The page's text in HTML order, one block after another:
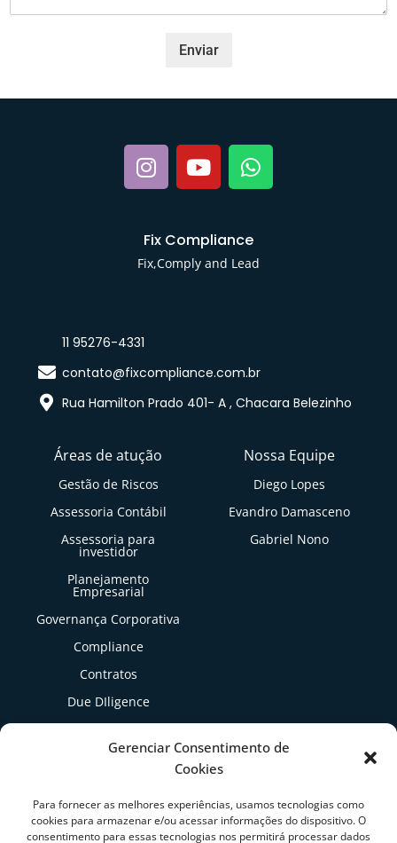
Gerenciar Consentimento de
Cookies
Para fornecer as melhores experiências, usamos tecnologias como
cookies para armazenar e/ou acessar informações do dispositivo. O
consentimento para essas tecnologias nos permitirá processar dados
e
Enviar
Fix Compliance
Fix,Comply and Lead
11 95276-4331
contato@fixcompliance.com.br
Rua Hamilton Prado 401- A , Chacara Belezinho
Áreas de atução
Gestão de Riscos
Assessoria Contábil
Assessoria para
investidor
Planejamento
Empresarial
Governança Corporativa
Compliance
Contratos
Due DIligence
Gestão Tributária
Nossa Equipe
Diego Lopes
Evandro Damasceno
Gabriel Nono
Artigos